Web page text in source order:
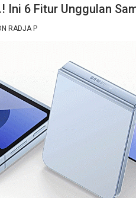
Ini 6 Fitur Unggulan
RADJA P